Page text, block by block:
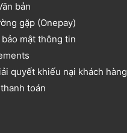
bản
gặp (Onepay)
mật thông tin
quyết khiếu nại khách hàng
toán